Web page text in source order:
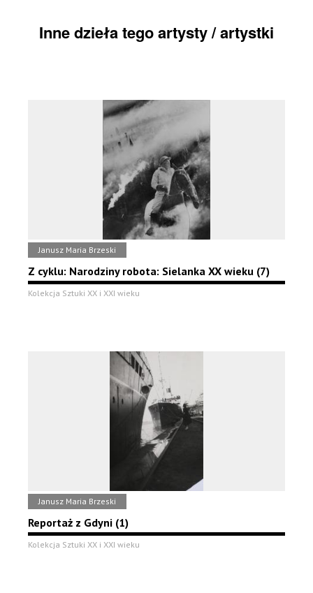
Inne dzieła tego artysty / artystki
Janusz Maria Brzeski
Z cyklu: Narodziny robota: Sielanka XX wieku (7)
Kolekcja Sztuki XX i XXI wieku
Janusz Maria Brzeski
Reportaż z Gdyni (1)
Kolekcja Sztuki XX i XXI wieku